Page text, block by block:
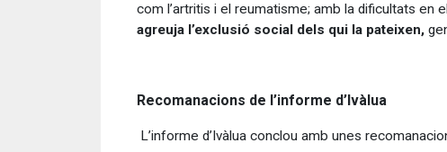
com l’artritis i el reumatisme; amb la dificultats en
agreuja l’exclusió social dels qui la pateixen,
Recomanacions de l’informe d’Ivàlua
L’informe d’Ivàlua conclou amb unes